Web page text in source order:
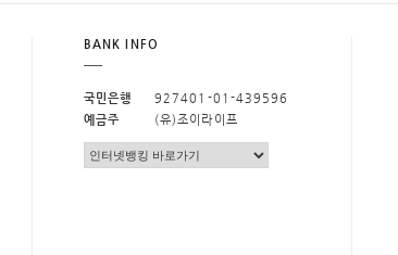
BANK INFO
국민은행
927401-01-439596
예금주
(유)조이라이프